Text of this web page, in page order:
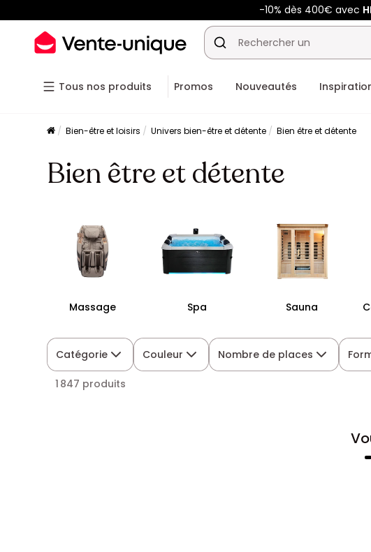
-10% dès 400€ avec
Tous nos produits Promos Nouveautés
Bien-être et loisirs Univers bien-être et détente Bien être et détente
Bien être et détente
Massage Spa Sauna
Catégorie Couleur Nombre de places
1 847 produits